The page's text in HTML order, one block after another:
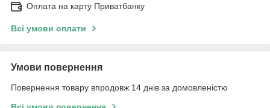
Оплата на карту Приватбанку
Всі умови оплати
Умови повернення
Повернення товару впродовж 14 днів за домовленістю